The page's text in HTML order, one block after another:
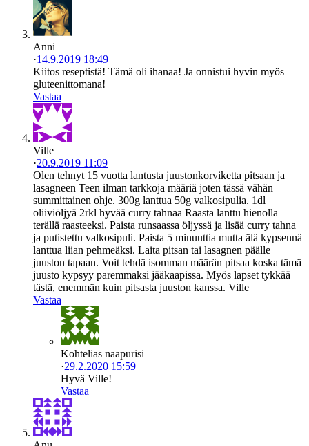
Anni
·14.9.2019 18:49
Kiitos reseptistä! Tämä oli ihanaa! Ja onnistui hyvin myös
gluteenittomana!
Vastaa
Ville
·20.9.2019 11:09
Olen tehnyt 15 vuotta lantusta juustonkorviketta pitsaan ja
lasagneen Teen ilman tarkkoja määriä joten tässä vähän
summittainen ohje. 300g lanttua 50g valkosipulia. 1dl
oliiviöljyä 2rkl hyvää curry tahnaa Raasta lanttu hienolla
terällä raasteeksi. Paista runsaassa öljyssä ja lisää curry tahna
ja putistettu valkosipuli. Paista 5 minuuttia mutta älä kypsennä
lanttua liian pehmeäksi. Laita pitsan tai lasagnen päälle
juuston tapaan. Voit tehdä isomman määrän pitsaa koska tämä
juusto kypsyy paremmaksi jääkaapissa. Myös lapset tykkää
tästä, enemmän kuin pitsasta juuston kanssa. Ville
Vastaa
Kohtelias naapurisi
·29.2.2020 15:59
Hyvä Ville!
Vastaa